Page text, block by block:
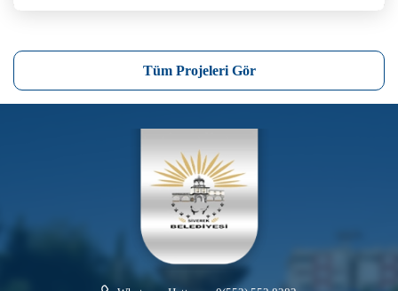
Tüm Projeleri Gör